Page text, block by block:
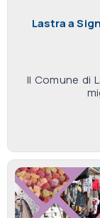
Lastra a
Il Comune di